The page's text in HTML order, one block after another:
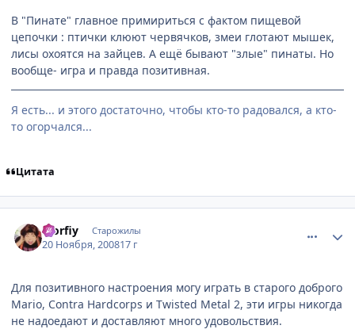
В "Пинате" главное примириться с фактом пищевой
цепочки : птички клюют червячков, змеи глотают мышек,
лисы охоятся на зайцев. А ещё бывают "злые" пинаты. Но
вообще- игра и правда позитивная.
Я есть... и этого достаточно, чтобы кто-то радовался, а кто-
то огорчался...
Цитата
Morfiy Старожилы
20 Ноября, 200817 г
Для позитивного настроения могу играть в старого доброго
Mario, Contra Hardcorps и Twisted Metal 2, эти игры никогда
не надоедают и доставляют много удовольствия.